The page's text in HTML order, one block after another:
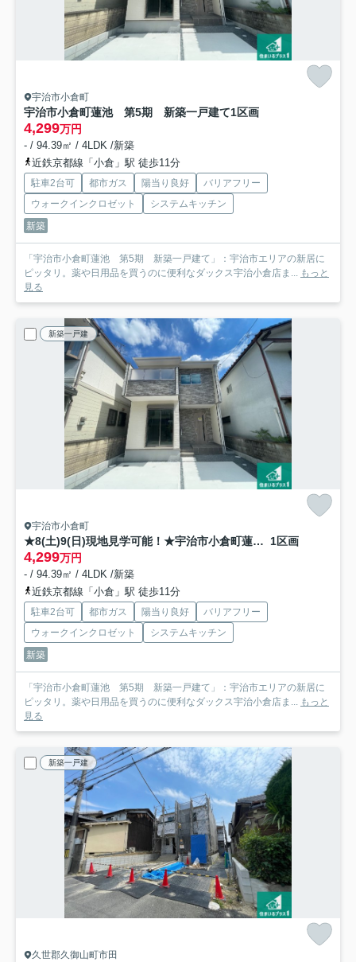
宇治市小倉町
宇治市小倉町蓮池 第5期 新築一戸建て1区画
4,299万円
- / 94.39㎡ / 4LDK /新築
近鉄京都線「小倉」駅 徒歩11分
駐車2台可 都市ガス 陽当り良好
バリアフリー
ウォークインクロゼット
システムキッチン
新築
「宇治市小倉町蓮池 第5期 新築一戸建て」：宇治市エリアの新居に
ピッタリ。薬や日用品を買うのに便利なダックス宇治小倉店ま...
もっと
見る
新築一戸建
宇治市小倉町
★8(土)9(日)現地見学可能！★宇治市小倉町蓮池 限定1邸 1区画
4,299万円
- / 94.39㎡ / 4LDK /新築
近鉄京都線「小倉」駅 徒歩11分
駐車2台可 都市ガス 陽当り良好
バリアフリー
ウォークインクロゼット
システムキッチン
新築
「宇治市小倉町蓮池 第5期 新築一戸建て」：宇治市エリアの新居に
ピッタリ。薬や日用品を買うのに便利なダックス宇治小倉店ま...
もっと
見る
新築一戸建
久世郡久御山町市田